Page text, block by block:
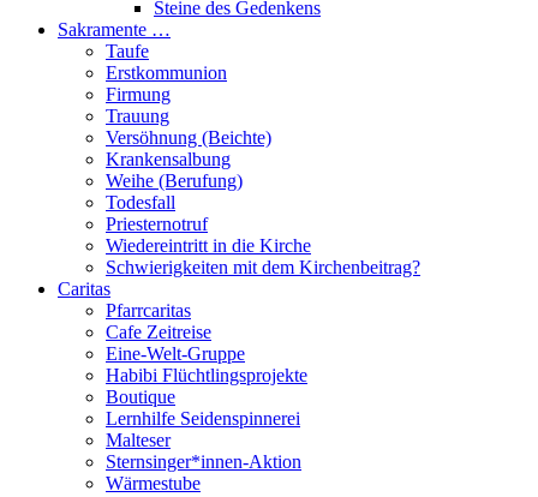
Steine des Gedenkens
Sakramente …
Taufe
Erstkommunion
Firmung
Trauung
Versöhnung (Beichte)
Krankensalbung
Weihe (Berufung)
Todesfall
Priesternotruf
Wiedereintritt in die Kirche
Schwierigkeiten mit dem Kirchenbeitrag?
Caritas
Pfarrcaritas
Cafe Zeitreise
Eine-Welt-Gruppe
Habibi Flüchtlingsprojekte
Boutique
Lernhilfe Seidenspinnerei
Malteser
Sternsinger*innen-Aktion
Wärmestube